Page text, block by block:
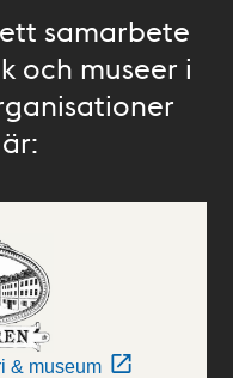
samarbete
och museer i
& museum